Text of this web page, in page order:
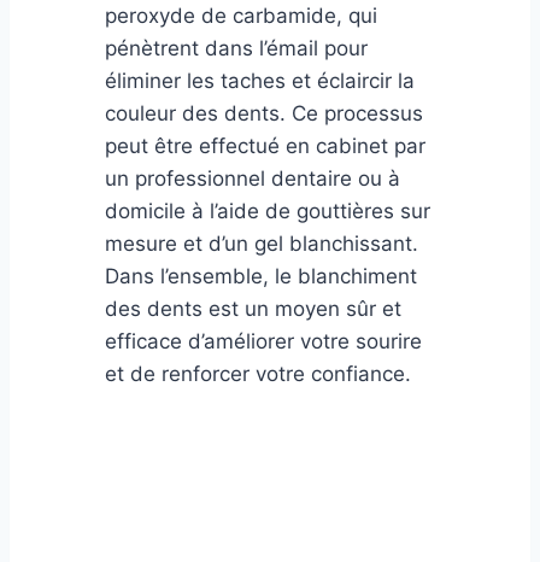
peroxyde de carbamide, qui
pénètrent dans l’émail pour
éliminer les taches et éclaircir la
couleur des dents. Ce processus
peut être effectué en cabinet par
un professionnel dentaire ou à
domicile à l’aide de gouttières sur
mesure et d’un gel blanchissant.
Dans l’ensemble, le blanchiment
des dents est un moyen sûr et
efficace d’améliorer votre sourire
et de renforcer votre confiance.